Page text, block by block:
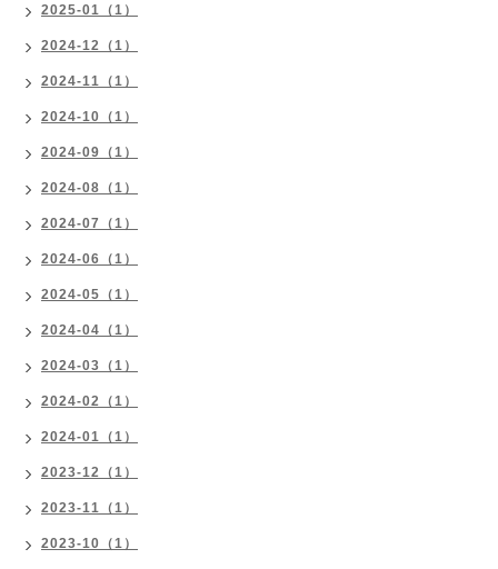
2025-01（1）
2024-12（1）
2024-11（1）
2024-10（1）
2024-09（1）
2024-08（1）
2024-07（1）
2024-06（1）
2024-05（1）
2024-04（1）
2024-03（1）
2024-02（1）
2024-01（1）
2023-12（1）
2023-11（1）
2023-10（1）